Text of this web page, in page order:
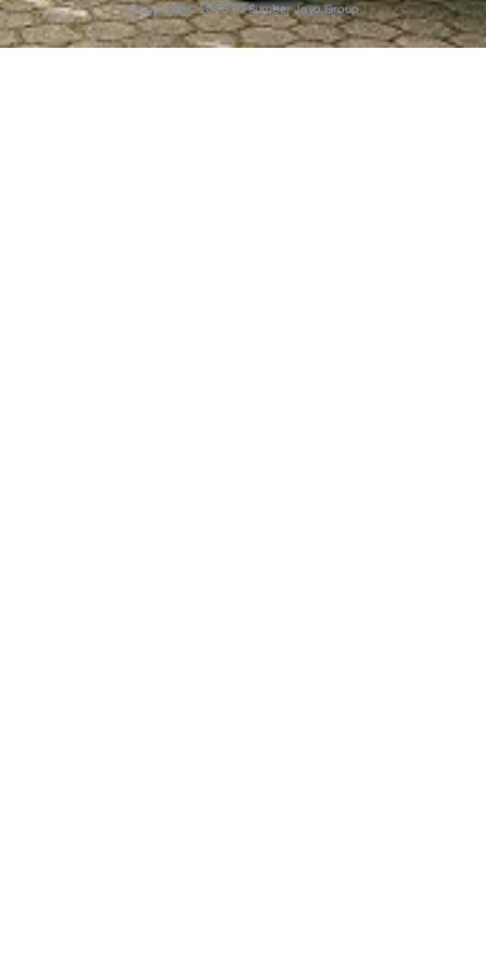
Copyright © 2025 PT Sumber Joyo Group